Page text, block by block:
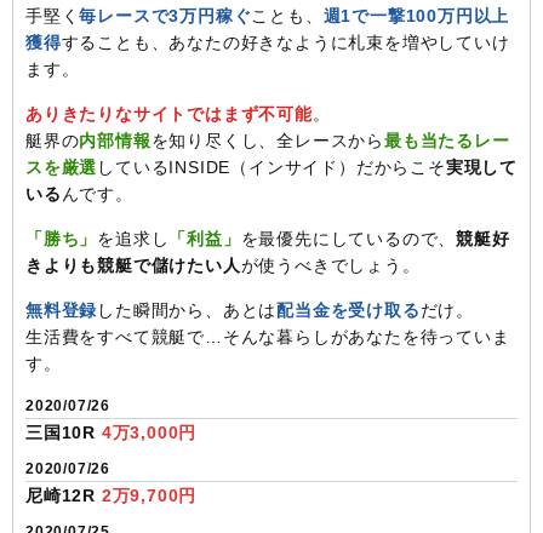
手堅く毎レースで3万円稼ぐことも、 週1で一撃100万円以上
獲得することも、あなたの好きなように札束を増やしていけ
ます。
ありきたりなサイトではまず不可能。
艇界の内部情報を知り尽くし、全レースから最も当たるレー
スを厳選 しているINSIDE（インサイド）だからこそ実現して
いる んです。
「勝ち」 を追求し 「利益」 を最優先にしているので、競艇好
きよりも競艇で儲けたい人が使うべきでしょう。
無料登録 した瞬間から、あとは配当金を受け取るだけ。
生活費をすべて競艇で…そんな暮らしがあなたを待っていま
す。
2020/07/26
三国10R 4万3,000円
2020/07/26
尼崎12R 2万9,700円